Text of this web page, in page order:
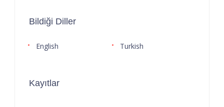
Bildiği Diller
English Turkish
Kayıtlar